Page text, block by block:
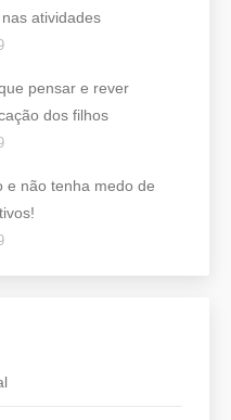
atividades
pensar e rever
dos filhos
e não tenha medo de